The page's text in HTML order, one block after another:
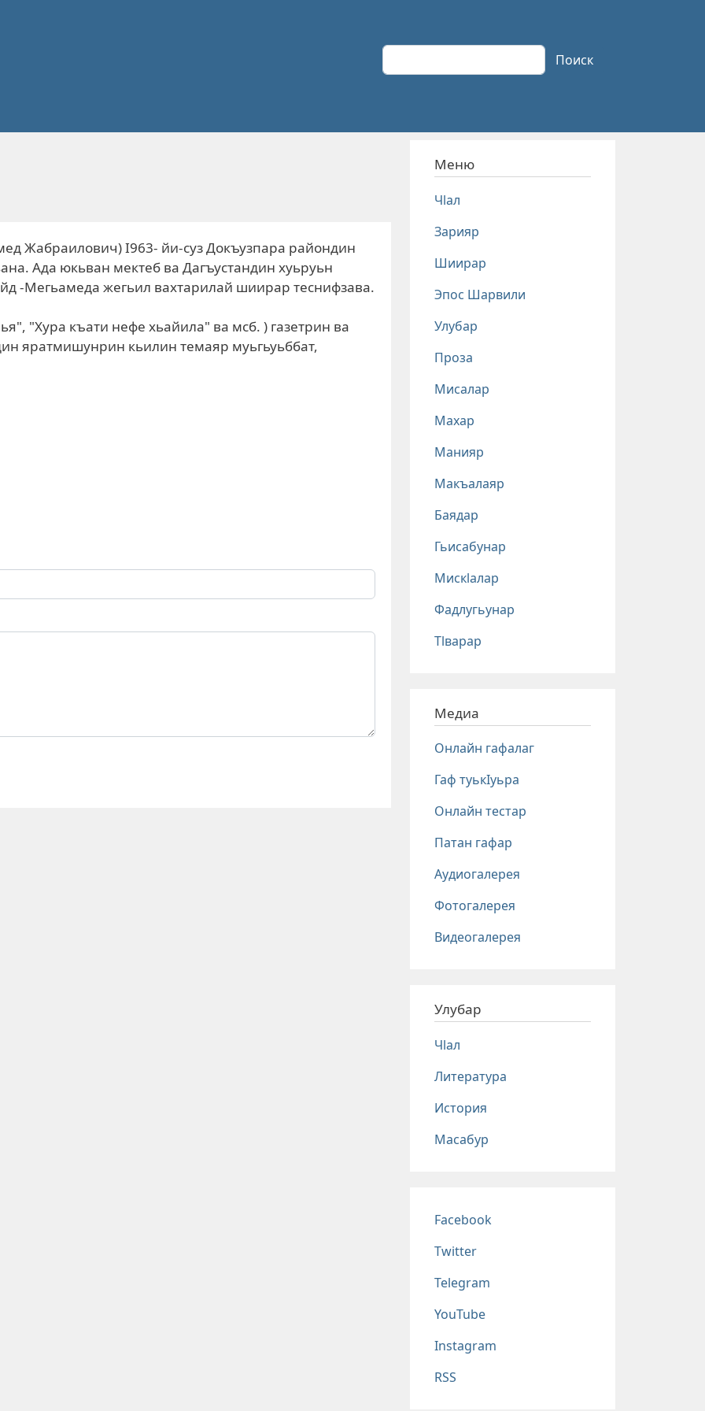
Поиск Поиск
Жабраилович) I963- йи-суз Докъузпара райондин
Ада юкьван мектеб ва Дагъустандин хуьруьн
-Мегьамеда жегьил вахтарилай шиирар теснифзава.
"Хура къати нефе хьайила" ва мсб. ) газетрин ва
яратмишунрин кьилин темаяр муьгьуьббат,
Меню
Чlал
Зарияр
Шиирар
Эпос Шарвили
Улубар
Проза
Мисалар
Махар
Манияр
Макъалаяр
Баядар
Гьисабунар
Мискlалар
Фадлугьунар
Тlварар
Медиа
Онлайн гафалаг
Гаф туькIуьра
Онлайн тестар
Патан гафар
Аудиогалерея
Фотогалерея
Видеогалерея
Улубар
Чlал
Литература
История
Масабур
Соц сети
Facebook
Twitter
Telegram
YouTube
Instagram
RSS